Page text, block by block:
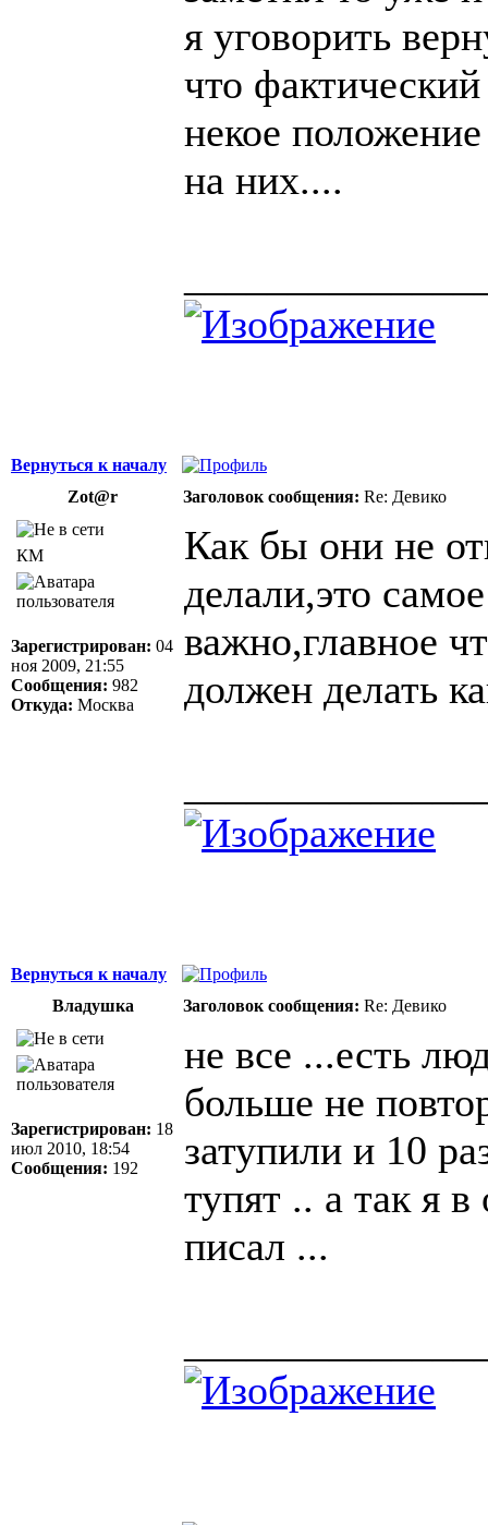
я уговорить
что
некое
на них....
Вернуться к началу
Zot@r
Заголовок сообщения: Re: Девико
КМ
Зарегистрирован: 04
ноя 2009, 21:55
Сообщения: 982
Откуда: Москва
Как бы они не
делали,это
важно,главное
должен делать
Вернуться к началу
Владушка
Заголовок сообщения: Re: Девико
Зарегистрирован: 18
июл 2010, 18:54
Сообщения: 192
не все ...есть
больше не
затупили и 10
тупят .. а так я
писал ...